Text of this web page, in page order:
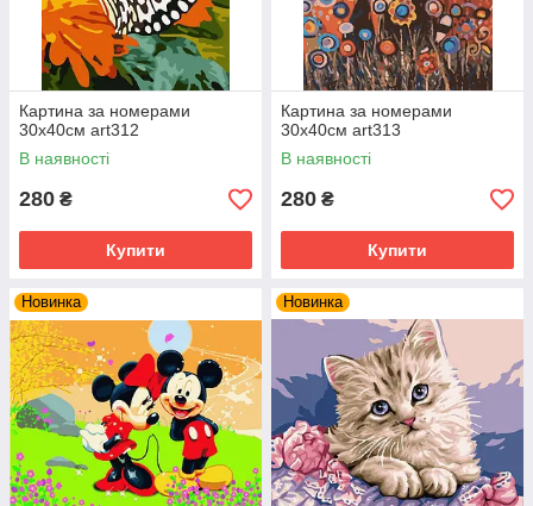
Картина за номерами
30х40см art312
В наявності
280 ₴
Купити
Картина за номерами
30х40см art313
В наявності
280 ₴
Купити
Новинка Новинка